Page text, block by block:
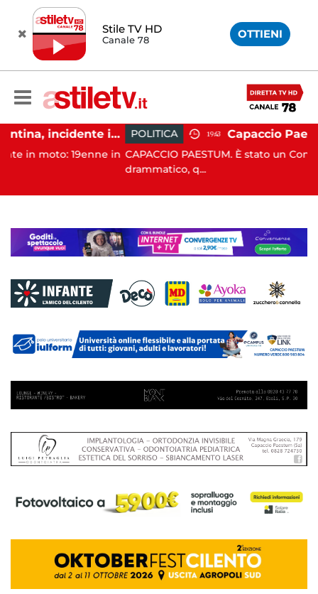
Stile TV HD
Canale 78 OTTIENI
Altavilla Silentina, incidente in moto nella notte: 19enne in prognosi riservata
19enne in
POLITICA 19:43
CAPACCIO PAESTUM. È stato un Consiglio
drammatico, q...